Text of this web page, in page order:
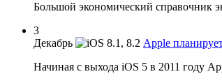
Большой экономический справочник
3
Декабрь
Apple
Начиная с выхода iOS 5 в 2011 году